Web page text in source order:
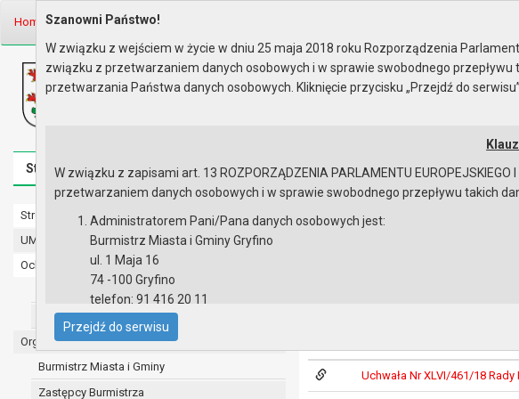
Home Prawo lokalne Uchwały
Biuletyn Informacji Publicznej
Urząd Miasta i Gminy w Gryfinie
Strona główna Mapa serwisu Aktualności Redakcja Instrukcja
Strona główna
UMiG - telefony wewnętrzne
Ochrona danych osobowych
Urząd Miasta i Gminy w Gryfinie
Straż Miejska
Organy
Burmistrz Miasta i Gminy
Zastępcy Burmistrza
Sesja nr XLVI
Uchwała Nr XLVI/461/18
Szanowni Państwo!
W związku z wejściem w życie w dniu 25 maja 2018 roku Rozporządzenia
związku z przetwarzaniem danych osobowych i w sprawie swobodnego
przetwarzania Państwa danych osobowych. Kliknięcie przycisku „Przejdź do
W związku z zapisami art. 13 ROZPORZĄDZENIA PARLAMENTU
przetwarzaniem danych osobowych i w sprawie swobodnego przepływu takich
Administratorem Pani/Pana danych osobowych jest:
Burmistrz Miasta i Gminy Gryfino
ul. 1 Maja 16
74 -100 Gryfino
telefon: 91 416 20 11
e-mail:
burmistrz@gryfino.pl
Dane kontaktowe Inspektora Ochrony Danych:
e-mail:iod@gryfino.pl
Przejdź do serwisu